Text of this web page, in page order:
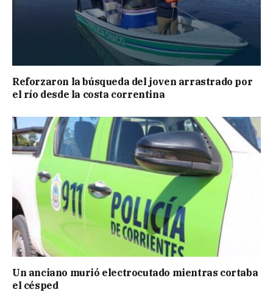
Reforzaron la búsqueda del joven arrastrado por
el río desde la costa correntina
Un anciano murió electrocutado mientras cortaba
el césped